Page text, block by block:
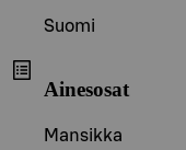
Suomi
Ainesosat
Mansikka